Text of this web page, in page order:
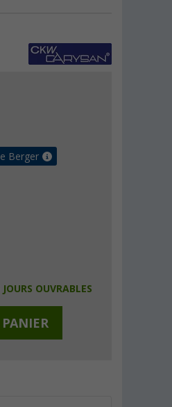
Berger
OUVRABLES